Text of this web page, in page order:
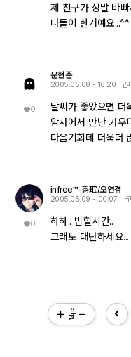
제 친구가 정말 바
나들이 한거예요...^^
0
문현준
2005.05.08 - 16:20
날씨가 좋았으면 더
암사에서 만난 가우
다음기회데 더욱더
0
infree™-秀珉/오연경
2005.05.09 - 00:07
하하.. 밥할시간..
그래도 대단하세요
14px